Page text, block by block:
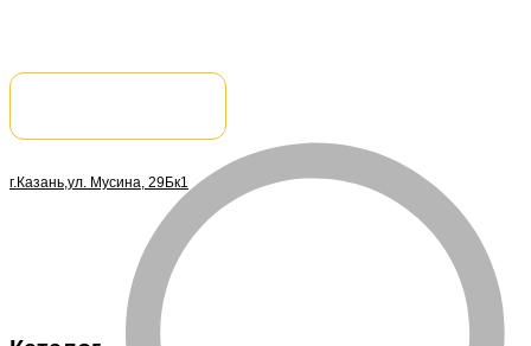
г.Казань,ул. Мусина, 29Бк1